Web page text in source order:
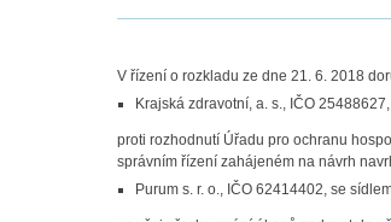
V řízení o rozkladu ze dne 21. 6. 2018
Krajská zdravotní, a. s., IČO
proti rozhodnutí Úřadu pro ochranu
správním řízení zahájeném na návrh
Purum s. r. o., IČO 62414402, se